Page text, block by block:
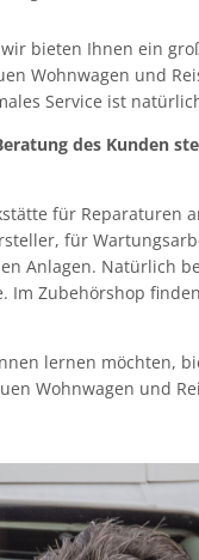
bieten Ihnen ein
Wohnwagen und
Service ist
des Kunden
für Reparaturen
für
Anlagen. Natürlich
Im Zubehörshop
lernen möchten,
Wohnwagen und